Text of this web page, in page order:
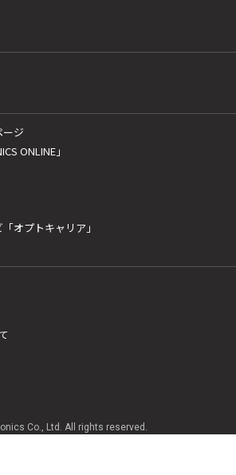
ジ
ONLINE」
オプトキャリア」
Co., Ltd. All rights reserved.